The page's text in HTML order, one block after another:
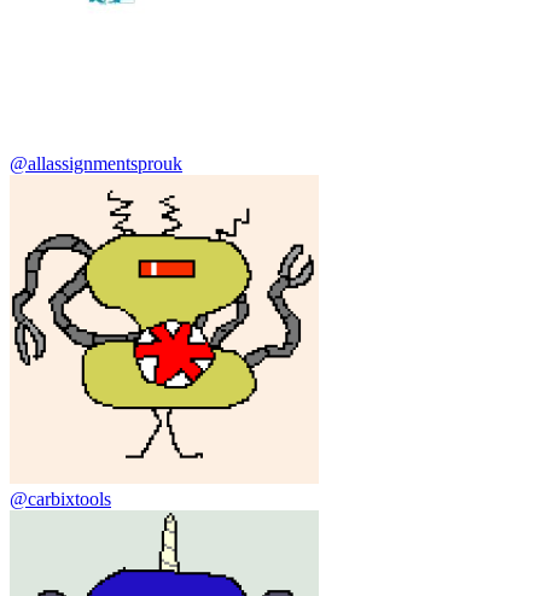
@allassignmentsprouk
@carbixtools